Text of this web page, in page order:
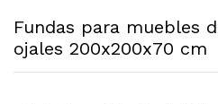
Fundas para muebles
ojales 200x200x70 cm